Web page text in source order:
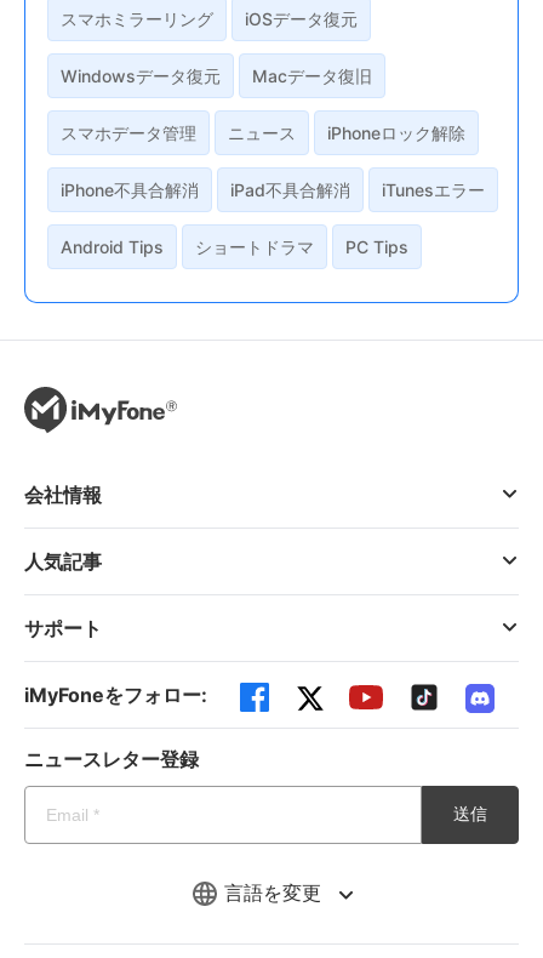
スマホミラーリング iOSデータ復元
Windowsデータ復元 Macデータ復旧
スマホデータ管理 ニュース iPhoneロック解除
iPhone不具合解消 iPad不具合解消 iTunesエラー
Android Tips ショートドラマ PC Tips
言語を変更
会社情報
人気記事
サポート
iMyFoneをフォロー:
ニュースレター登録
送信